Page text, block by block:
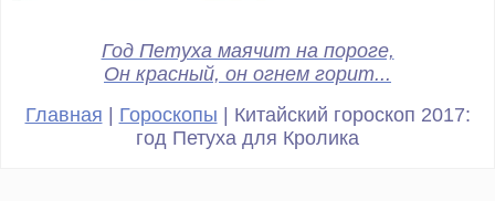
Год Петуха маячит на пороге,
Он красный, он огнем горит...
Главная | Гороскопы | Китайский гороскоп 2017:
год Петуха для Кролика